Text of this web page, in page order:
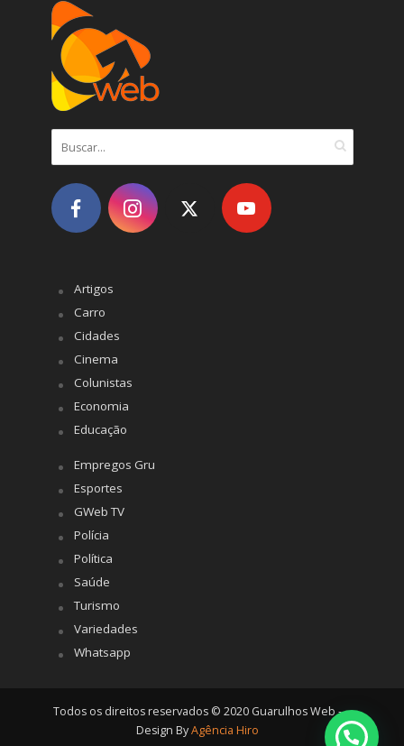
Artigos
Carro
Cidades
Cinema
Colunistas
Economia
Educação
Empregos Gru
Esportes
GWeb TV
Polícia
Política
Saúde
Turismo
Variedades
Whatsapp
Todos os direitos reservados © 2020 Guarulhos Web -
Design ByAgência Hiro